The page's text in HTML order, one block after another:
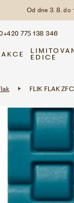
Od dne 3. 8. do
+420 775 138 346
AKCE
EDICE
FLIK FLAK